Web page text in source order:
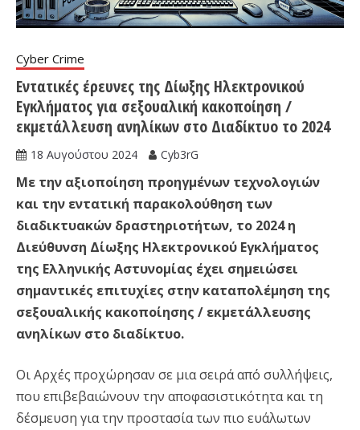
Cyber Crime
Εντατικές έρευνες της Δίωξης Ηλεκτρονικού
Εγκλήματος για σεξουαλική κακοποίηση /
εκμετάλλευση ανηλίκων στο Διαδίκτυο το 2024
18 Αυγούστου 2024 Cyb3rG
Με την αξιοποίηση προηγμένων τεχνολογιών
και την εντατική παρακολούθηση των
διαδικτυακών δραστηριοτήτων, το 2024 η
Διεύθυνση Δίωξης Ηλεκτρονικού Εγκλήματος
της Ελληνικής Αστυνομίας έχει σημειώσει
σημαντικές επιτυχίες στην καταπολέμηση της
σεξουαλικής κακοποίησης / εκμετάλλευσης
ανηλίκων στο διαδίκτυο.
Οι Αρχές προχώρησαν σε μια σειρά από συλλήψεις,
που επιβεβαιώνουν την αποφασιστικότητα και τη
δέσμευση για την προστασία των πιο ευάλωτων